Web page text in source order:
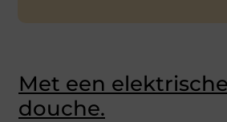
Met een
douche.